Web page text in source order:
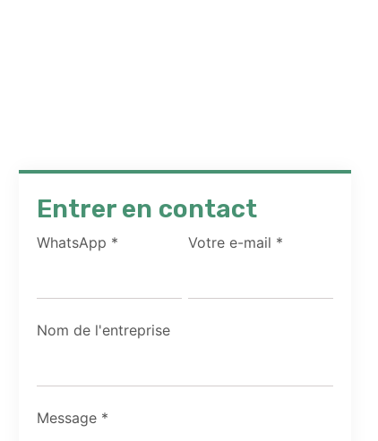
Entrer en contact
WhatsApp * Votre e-mail *
Nom de l'entreprise
Message *